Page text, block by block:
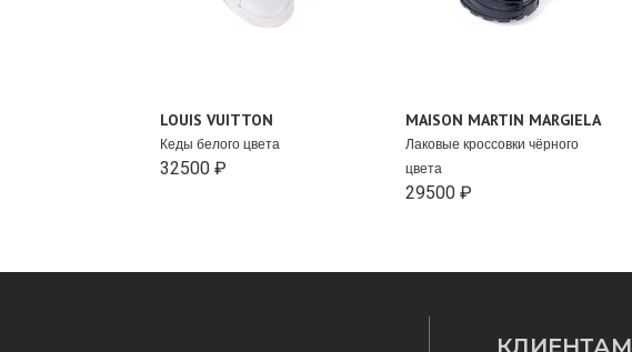
LOUIS VUITTON
Кеды белого цвета
32500 ₽
MAISON MARTIN MARGIELA
Лаковые кроссовки чёрного
цвета
29500 ₽